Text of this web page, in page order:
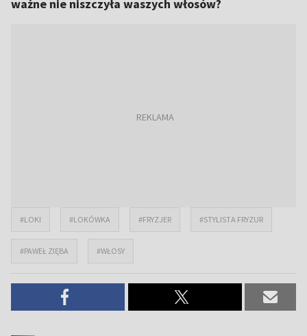
ważne nie niszczyła waszych włosów?
#LOKI #LOKÓWKA #FRYZJER #STYLISTA FRYZUR
#PAWEŁ ZIĘBA #WŁOSY